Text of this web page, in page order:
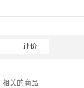
评价
相关的商品